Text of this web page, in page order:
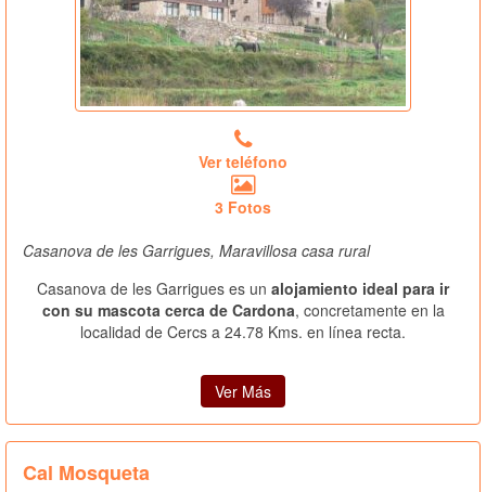
Ver teléfono
3 Fotos
Casanova de les Garrigues, Maravillosa casa rural
Casanova de les Garrigues es un alojamiento ideal para ir
con su mascota cerca de Cardona, concretamente en la
localidad de Cercs a 24.78 Kms. en línea recta.
Ver Más
Cal Mosqueta